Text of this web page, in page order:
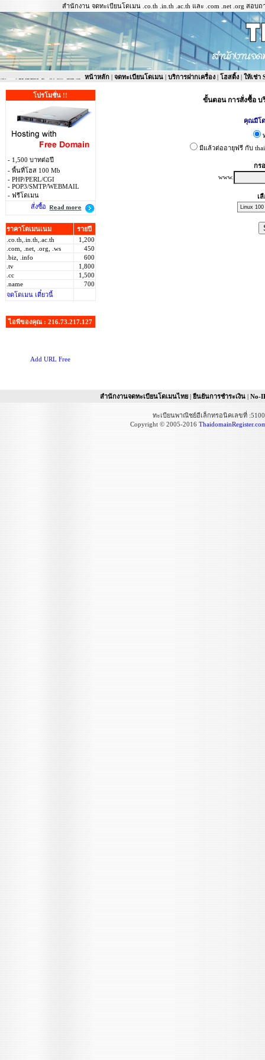
สำนักงาน จดทะเบียนโดเมน .co.th .in.th .ac.th และ .com .net .org สอบ
หน้าหลัก | จดทะเบียนโดเมน | บริการฝากเครื่อง | โฮสติ้ง | ให้เช่า
โปรโมชั่น !!
- 1,500 บาทต่อปี
- พื้นที่โฮส 100 Mb
- PHP/PERL/CGI
- POP3/SMTP/WEBMAIL
- ฟรีโดเมน
สั่งซื้อ
ราคาโดเมนเนม
รายปี
.co.th,.in.th,.ac.th
1,200
.com, .net, .org, .ws
450
.biz, .info
600
.tv
1,800
.cc
1,500
.name
700
จดโดเมน เดี๋ยวนี้
ไอพีของคุณ : 216.73.217.127
Add URL Free
ขั้นตอน การสั่งซื้อ บ
คุณมีโด
มีแล้วต่ออายุฟรี กับ
กร
www.
เ
สำนักงานจดทะเบียนโดเมนไทย | ยืนยันการชำระเงิน | No-
ทะเบียนพาณิชย์อีเล็กทรอนิคเลขที่
Copyright © 2005-2016